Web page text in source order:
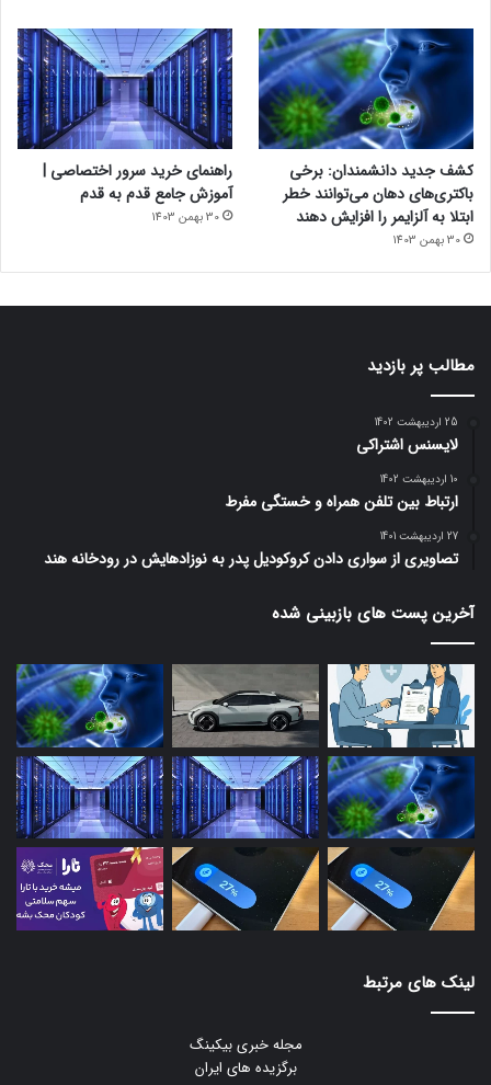
کشف جدید دانشمندان: برخی
باکتری‌های دهان می‌توانند خطر
ابتلا به آلزایمر را افزایش دهند
30 بهمن 1403
راهنمای خرید سرور اختصاصی |
آموزش جامع قدم به قدم
30 بهمن 1403
مطالب پر بازدید
25 اردیبهشت 1402
لایسنس اشتراکی
10 اردیبهشت 1402
ارتباط بین تلفن همراه و خستگی مفرط
27 اردیبهشت 1401
تصاویری از سواری دادن کروکودیل پدر به نوزادهایش در رودخانه هند
آخرین پست های بازبینی شده
لینک های مرتبط
مجله خبری بیکینگ
برگزیده های ایران